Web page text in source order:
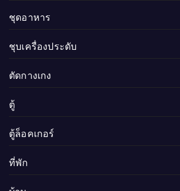
ชุดอาหาร
ชุบเครื่องประดับ
ตัดกางเกง
ตู้
ตู้ล็อคเกอร์
ที่พัก